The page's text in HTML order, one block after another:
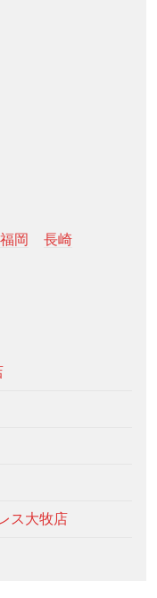
福岡
長崎
ス大牧店